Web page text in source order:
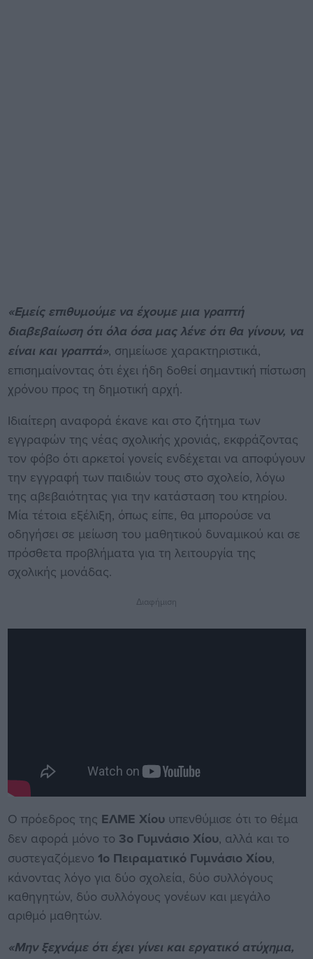
«Εμείς επιθυμούμε να έχουμε μια γραπτή
διαβεβαίωση ότι όλα όσα μας λένε ότι θα γίνουν, να
είναι και γραπτά», σημείωσε χαρακτηριστικά,
επισημαίνοντας ότι έχει ήδη δοθεί σημαντική πίστωση
χρόνου προς τη δημοτική αρχή.
Ιδιαίτερη αναφορά έκανε και στο ζήτημα των
εγγραφών της νέας σχολικής χρονιάς, εκφράζοντας
τον φόβο ότι αρκετοί γονείς ενδέχεται να αποφύγουν
την εγγραφή των παιδιών τους στο σχολείο, λόγω
της αβεβαιότητας για την κατάσταση του κτηρίου.
Μία τέτοια εξέλιξη, όπως είπε, θα μπορούσε να
οδηγήσει σε μείωση του μαθητικού δυναμικού και σε
πρόσθετα προβλήματα για τη λειτουργία της
σχολικής μονάδας.
Διαφήμιση
Ο πρόεδρος της ΕΛΜΕ Χίουυπενθύμισε ότι το θέμα
δεν αφορά μόνο το 3ο Γυμνάσιο Χίου, αλλά και το
συστεγαζόμενο 1ο Πειραματικό Γυμνάσιο Χίου,
κάνοντας λόγο για δύο σχολεία, δύο συλλόγους
καθηγητών, δύο συλλόγους γονέων και μεγάλο
αριθμό μαθητών.
«Μην ξεχνάμε ότι έχει γίνει και εργατικό ατύχημα,